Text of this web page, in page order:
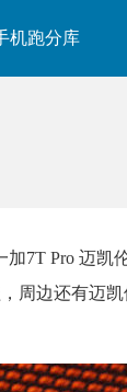
机跑分库
7T Pro 迈凯
周边还有迈